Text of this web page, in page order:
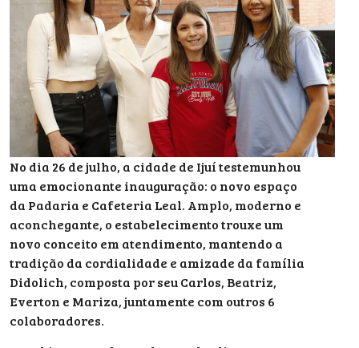
No dia 26 de julho, a cidade de Ijuí testemunhou
uma emocionante inauguração: o novo espaço
da Padaria e Cafeteria Leal. Amplo, moderno e
aconchegante, o estabelecimento trouxe um
novo conceito em atendimento, mantendo a
tradição da cordialidade e amizade da família
Didolich, composta por seu Carlos, Beatriz,
Everton e Mariza, juntamente com outros 6
colaboradores.